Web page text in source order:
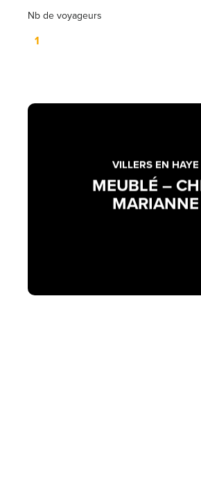
Nb de voyageurs
VILLERS EN HAYE
MEUBLÉ –
MARIANNE